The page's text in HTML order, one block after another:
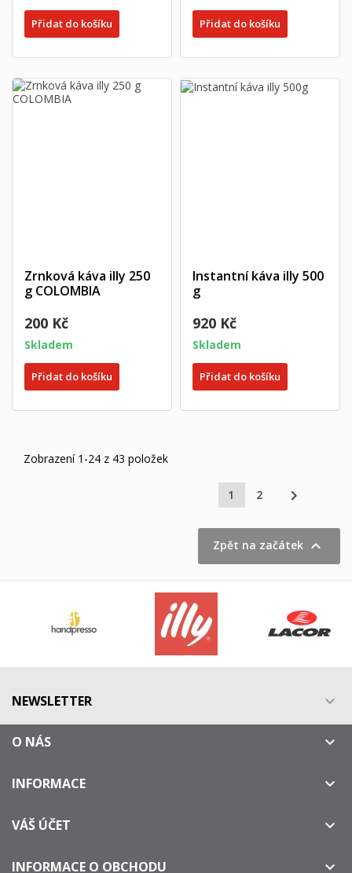
Přidat do košíku Přidat do košíku
Zrnková káva illy 250
g COLOMBIA
200 Kč
Skladem
Přidat do košíku
Instantní káva illy 500
g
920 Kč
Skladem
Přidat do košíku
Zobrazení 1-24 z 43 položek
1 2 
Zpět na začátek 
NEWSLETTER 
O NÁS 
INFORMACE 
VÁŠ ÚČET 
INFORMACE O OBCHODU 